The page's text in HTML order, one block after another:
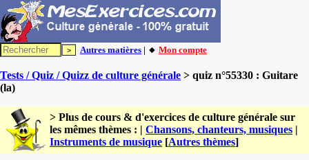
Autres matières | 🔸 Mon compte
Tests / Quiz / Quizz de culture générale > quiz n°55330 : Guitare
(la)
> Plus de cours & d'exercices de culture générale sur
les mêmes thèmes : | Chansons, chanteurs, musiques |
Instruments de musique [Autres thèmes]